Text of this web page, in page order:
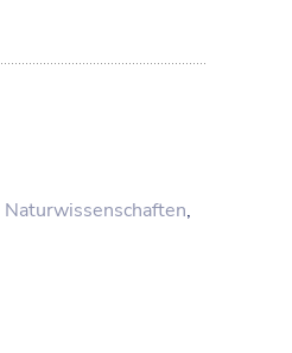
Naturwissenschaften,